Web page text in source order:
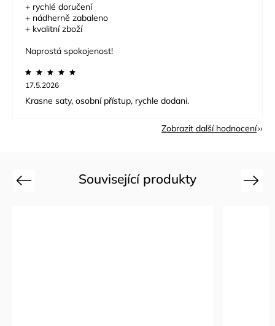
+ rychlé doručení
+ nádherně zabaleno
+ kvalitní zboží
Naprostá spokojenost!
17.5.2026
Krasne saty, osobní přístup, rychle dodani.
Zobrazit další hodnocení
Související produkty
Previous Next